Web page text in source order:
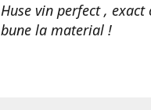
Huse vin perfect , exact
bune la material !